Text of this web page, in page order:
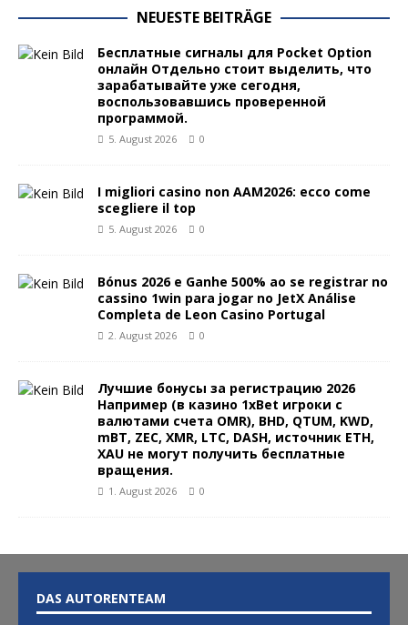
NEUESTE BEITRÄGE
Бесплатные сигналы для Pocket Option
онлайн Отдельно стоит выделить, что
зарабатывайте уже сегодня,
воспользовавшись проверенной
программой.
5. August 2026 0
I migliori casino non AAM2026: ecco come
scegliere il top
5. August 2026 0
Bónus 2026 e Ganhe 500% ao se registrar no
cassino 1win para jogar no JetX Análise
Completa de Leon Casino Portugal
2. August 2026 0
Лучшие бонусы за регистрацию 2026
Например (в казино 1xBet игроки с
валютами счета OMR), BHD, QTUM, KWD,
mBT, ZEC, XMR, LTC, DASH, источник ETH,
XAU не могут получить бесплатные
вращения.
1. August 2026 0
DAS AUTORENTEAM